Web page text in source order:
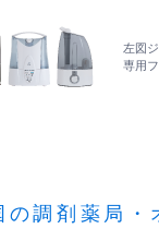
左図
専用
の調剤薬局